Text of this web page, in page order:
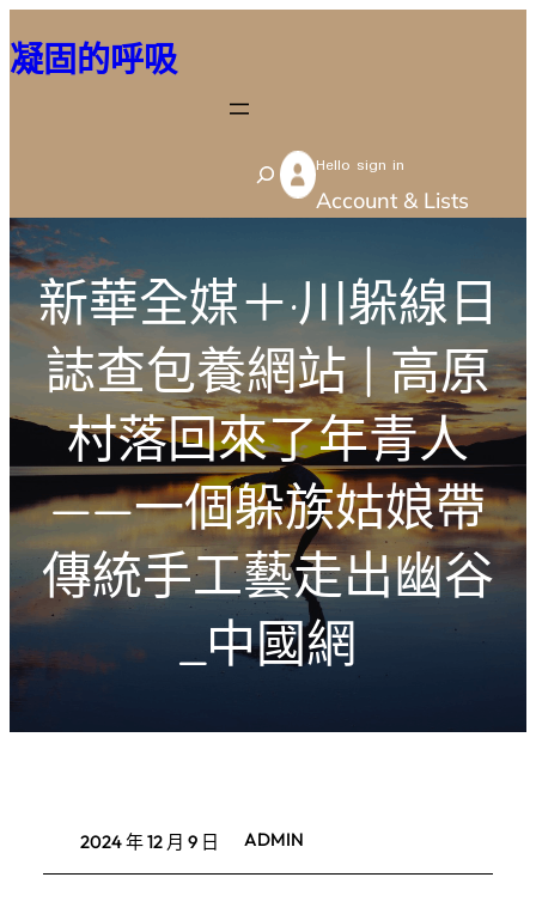
至
容
凝固的呼吸
S
e
h
Hello sign in
Account & Lists
新華全媒＋·川躲線日
誌查包養網站 | 高原
村落回來了年青人
——一個躲族姑娘帶
傳統手工藝走出幽谷
_中國網
2024 年 12 月 9 日 ADMIN